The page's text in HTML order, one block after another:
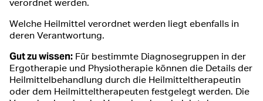
verordnet werden.
Welche Heilmittel verordnet werden liegt ebenfalls in
deren Verantwortung.
Gut zu wissen: Für bestimmte Diagnosegruppen in der
Ergotherapie und Physiotherapie können die Details der
Heilmittelbehandlung durch die Heilmitteltherapeutin
oder dem Heilmitteltherapeuten festgelegt werden. Die